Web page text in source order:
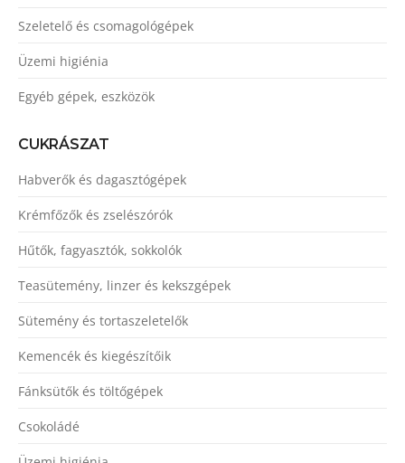
Szeletelő és csomagológépek
Üzemi higiénia
Egyéb gépek, eszközök
CUKRÁSZAT
Habverők és dagasztógépek
Krémfőzők és zselészórók
Hűtők, fagyasztók, sokkolók
Teasütemény, linzer és kekszgépek
Sütemény és tortaszeletelők
Kemencék és kiegészítőik
Fánksütők és töltőgépek
Csokoládé